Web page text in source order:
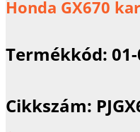
Honda GX670
Termékkód:
Cikkszám: